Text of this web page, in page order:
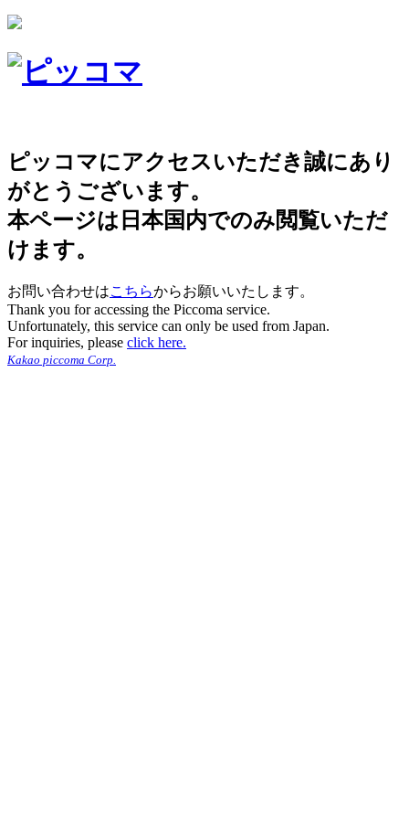
ピッコマにアクセスいただき誠にあり
がとうございます。
本ページは日本国内でのみ閲覧いただ
けます。
お問い合わせはこちらからお願いいたします。
Thank you for accessing the Piccoma service.
Unfortunately, this service can only be used from Japan.
For inquiries, please click here.
Kakao piccoma Corp.